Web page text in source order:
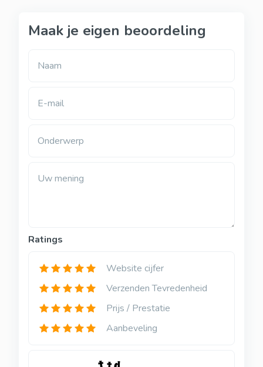
Maak je eigen beoordeling
Naam
E-mail
Onderwerp
Uw mening
Ratings
Website cijfer
Verzenden Tevredenheid
Prijs / Prestatie
Aanbeveling